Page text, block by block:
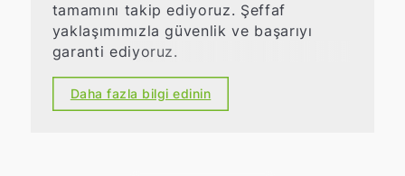
tamamını takip ediyoruz. Şeffaf
yaklaşımımızla güvenlik ve başarıyı
garanti ediyoruz.
Daha fazla bilgi edinin